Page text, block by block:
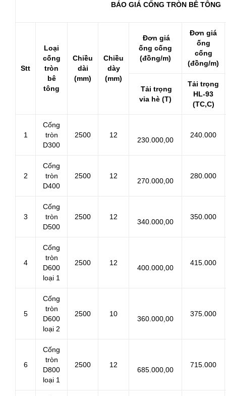
BÁO GIÁ CỐNG TRÒN BÊ TÔNG
Stt
Loại
cống
tròn
bê
tông
Chiều
dài
(mm)
Chiều
dày
(mm)
Đơn giá
ống cống
(đồng/m)
Đơn giá
ống
cống
(đồng/m)
Tải trọng
vỉa hè (T)
Tải trọng
HL-93
(TC,C)
1
Cống
tròn
D300
2500 12
230.000,00
240.000
2
Cống
tròn
D400
2500 12
270.000,00
280.000
3
Cống
tròn
D500
2500 12
340.000,00
350.000
4
Cống
tròn
D600
loại 1
2500 12
400.000,00
415.000
5
Cống
tròn
D600
loại 2
2500 10
360.000,00
375.000
6
Cống
tròn
D800
loại 1
2500 12
685.000,00
715.000